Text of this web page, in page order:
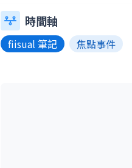
時間軸
fiisual 筆記
焦點事件